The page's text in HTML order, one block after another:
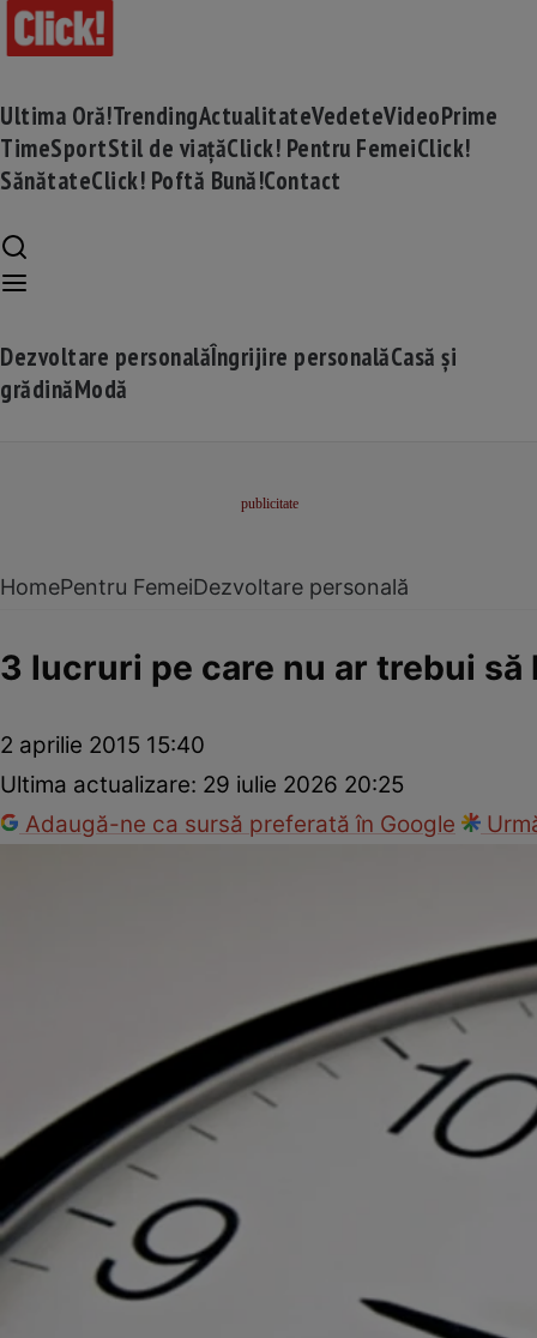
Ultima Oră!TrendingActualitateVedeteVideoPrime
TimeSportStil de viațăClick! Pentru FemeiClick!
SănătateClick! Poftă Bună!Contact
Dezvoltare personalăÎngrijire personalăCasă și
grădinăModă
HomePentru FemeiDezvoltare personală
3 lucruri pe care nu ar trebui să
2 aprilie 2015 15:40
Ultima actualizare: 29 iulie 2026 20:25
Adaugă-ne ca sursă preferată în Google